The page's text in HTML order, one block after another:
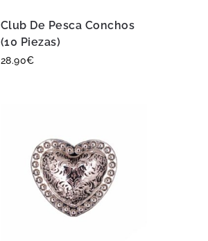
Club De Pesca Conchos
(10 Piezas)
28.90€